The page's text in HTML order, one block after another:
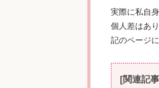
実際に私自
個人差はあ
記のページ
[関連記